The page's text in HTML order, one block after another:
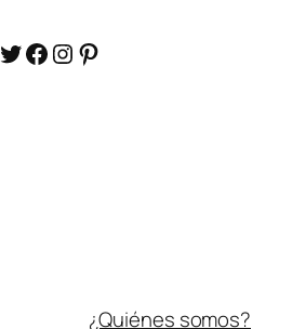
Twitter
Facebook
Instagram
Pinterest
¿Quiénes somos?